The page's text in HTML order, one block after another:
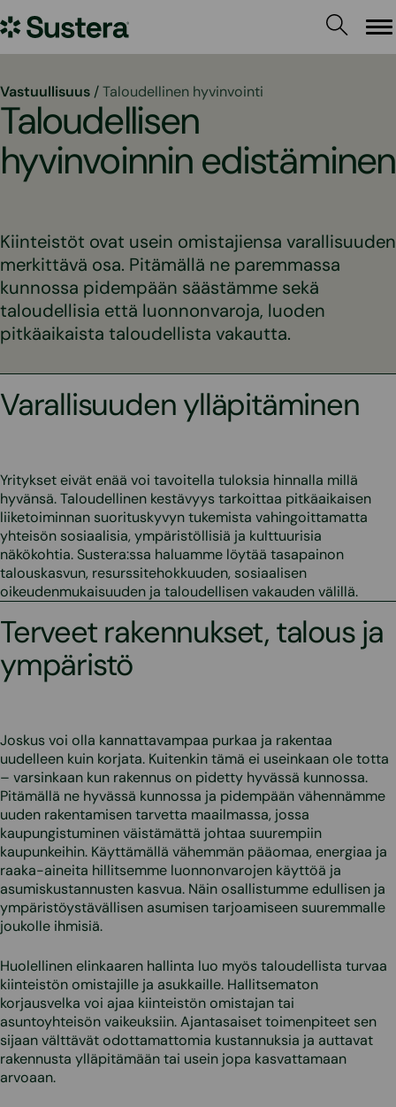
sisältöön
Sustera
Vastuullisuus /Taloudellinen hyvinvointi
Taloudellisen
hyvinvoinnin edistäminen
Kiinteistöt ovat usein omistajiensa varallisuuden
merkittävä osa. Pitämällä ne paremmassa
kunnossa pidempään säästämme sekä
taloudellisia että luonnonvaroja, luoden
pitkäaikaista taloudellista vakautta.
Varallisuuden ylläpitäminen
Yritykset eivät enää voi tavoitella tuloksia hinnalla millä
hyvänsä. Taloudellinen kestävyys tarkoittaa pitkäaikaisen
liiketoiminnan suorituskyvyn tukemista vahingoittamatta
yhteisön sosiaalisia, ympäristöllisiä ja kulttuurisia
näkökohtia. Sustera:ssa haluamme löytää tasapainon
talouskasvun, resurssitehokkuuden, sosiaalisen
oikeudenmukaisuuden ja taloudellisen vakauden välillä.
Terveet rakennukset, talous ja
ympäristö
Joskus voi olla kannattavampaa purkaa ja rakentaa
uudelleen kuin korjata. Kuitenkin tämä ei useinkaan ole totta
– varsinkaan kun rakennus on pidetty hyvässä kunnossa.
Pitämällä ne hyvässä kunnossa ja pidempään vähennämme
uuden rakentamisen tarvetta maailmassa, jossa
kaupungistuminen väistämättä johtaa suurempiin
kaupunkeihin. Käyttämällä vähemmän pääomaa, energiaa ja
raaka-aineita hillitsemme luonnonvarojen käyttöä ja
asumiskustannusten kasvua. Näin osallistumme edullisen ja
ympäristöystävällisen asumisen tarjoamiseen suuremmalle
joukolle ihmisiä.
Huolellinen elinkaaren hallinta luo myös taloudellista turvaa
kiinteistön omistajille ja asukkaille. Hallitsematon
korjausvelka voi ajaa kiinteistön omistajan tai
asuntoyhteisön vaikeuksiin. Ajantasaiset toimenpiteet sen
sijaan välttävät odottamattomia kustannuksia ja auttavat
rakennusta ylläpitämään tai usein jopa kasvattamaan
arvoaan.